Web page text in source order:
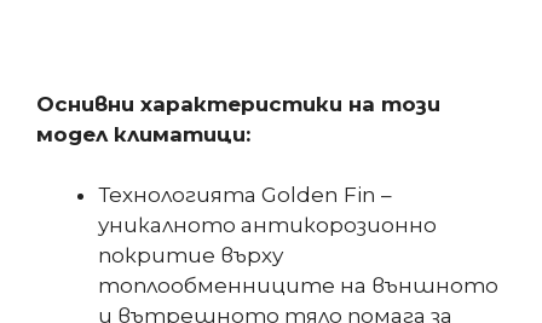
Оснивни характеристики на този
модел климатици:
Технологията Golden Fin –
уникалното антикорозионно
покритие върху
топлообменниците на външното
и вътрешното тяло помага за